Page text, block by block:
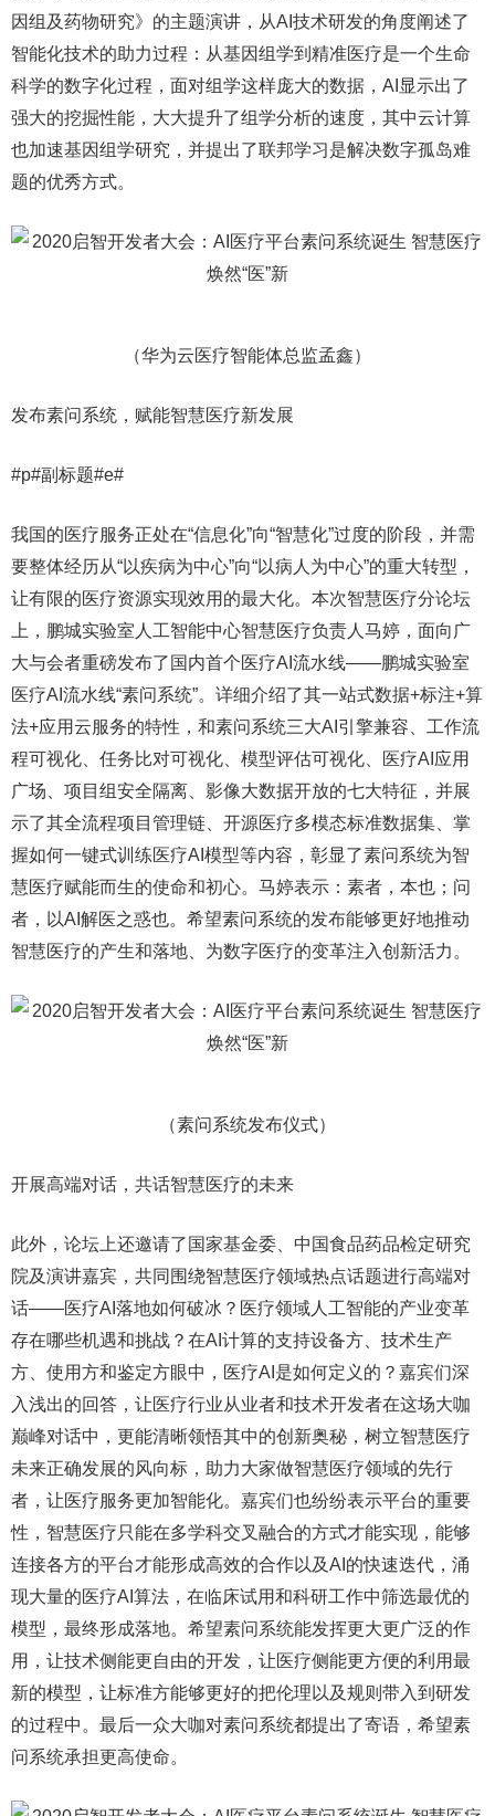
因组及药物研究》的主题演讲，从AI技术研发的角度阐述了
智能化技术的助力过程：从基因组学到精准医疗是一个生命
科学的数字化过程，面对组学这样庞大的数据，AI显示出了
强大的挖掘性能，大大提升了组学分析的速度，其中云计算
也加速基因组学研究，并提出了联邦学习是解决数字孤岛难
题的优秀方式。
（华为云医疗智能体总监孟鑫）
发布素问系统，赋能智慧医疗新发展
#p#副标题#e#
我国的医疗服务正处在“信息化”向“智慧化”过度的阶段，并需
要整体经历从“以疾病为中心”向“以病人为中心”的重大转型，
让有限的医疗资源实现效用的最大化。本次智慧医疗分论坛
上，鹏城实验室人工智能中心智慧医疗负责人马婷，面向广
大与会者重磅发布了国内首个医疗AI流水线——鹏城实验室
医疗AI流水线“素问系统”。详细介绍了其一站式数据+标注+算
法+应用云服务的特性，和素问系统三大AI引擎兼容、工作流
程可视化、任务比对可视化、模型评估可视化、医疗AI应用
广场、项目组安全隔离、影像大数据开放的七大特征，并展
示了其全流程项目管理链、开源医疗多模态标准数据集、掌
握如何一键式训练医疗AI模型等内容，彰显了素问系统为智
慧医疗赋能而生的使命和初心。马婷表示：素者，本也；问
者，以AI解医之惑也。希望素问系统的发布能够更好地推动
智慧医疗的产生和落地、为数字医疗的变革注入创新活力。
（素问系统发布仪式）
开展高端对话，共话智慧医疗的未来
此外，论坛上还邀请了国家基金委、中国食品药品检定研究
院及演讲嘉宾，共同围绕智慧医疗领域热点话题进行高端对
话——医疗AI落地如何破冰？医疗领域人工智能的产业变革
存在哪些机遇和挑战？在AI计算的支持设备方、技术生产
方、使用方和鉴定方眼中，医疗AI是如何定义的？嘉宾们深
入浅出的回答，让医疗行业从业者和技术开发者在这场大咖
巅峰对话中，更能清晰领悟其中的创新奥秘，树立智慧医疗
未来正确发展的风向标，助力大家做智慧医疗领域的先行
者，让医疗服务更加智能化。嘉宾们也纷纷表示平台的重要
性，智慧医疗只能在多学科交叉融合的方式才能实现，能够
连接各方的平台才能形成高效的合作以及AI的快速迭代，涌
现大量的医疗AI算法，在临床试用和科研工作中筛选最优的
模型，最终形成落地。希望素问系统能发挥更大更广泛的作
用，让技术侧能更自由的开发，让医疗侧能更方便的利用最
新的模型，让标准方能够更好的把伦理以及规则带入到研发
的过程中。最后一众大咖对素问系统都提出了寄语，希望素
问系统承担更高使命。